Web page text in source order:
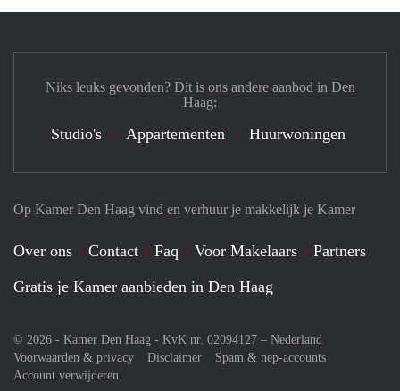
Op Kamer Den Haag vind en verhuur je makkelijk je Kamer
Over ons Contact Faq Voor Makelaars
Partners
Gratis je Kamer aanbieden in Den Haag
© 2026 - Kamer Den Haag - KvK nr. 02094127 – Nederland
Voorwaarden & privacy
Disclaimer
Spam & nep-accounts
Account verwijderen
Niks leuks gevonden? Dit is ons andere aanbod in Den
Haag:
Studio's Appartementen Huurwoningen